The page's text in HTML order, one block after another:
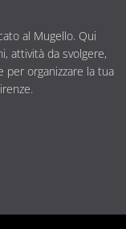
al Mugello. Qui
attività da svolgere,
per organizzare la tua